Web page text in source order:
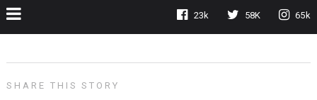
23k 58K 65k
SHARE THIS STORY